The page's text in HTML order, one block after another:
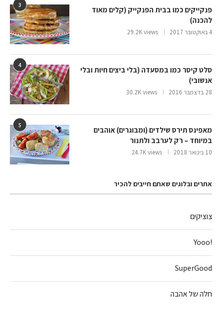
3
פנקייקים כמו בבית הפנקייק (קלים מאוד
להכנה)
4 באוקטובר 2017 29.2K views
4
סלט קיסר כמו במסעדה (בלי ביצים חיות ובלי
אנשובי)
28 בדצמבר 2016 30.2K views
5
מאפינס תירס שילדים (ומבוגרים) אוהבים
במיוחד – רק לערבב ולתנור
10 בינואר 2018 24.7K views
אתרים ובלוגים שאתם חייבים להכיר
צוציקים
!Yooo
SuperGood
חלה של אהבה